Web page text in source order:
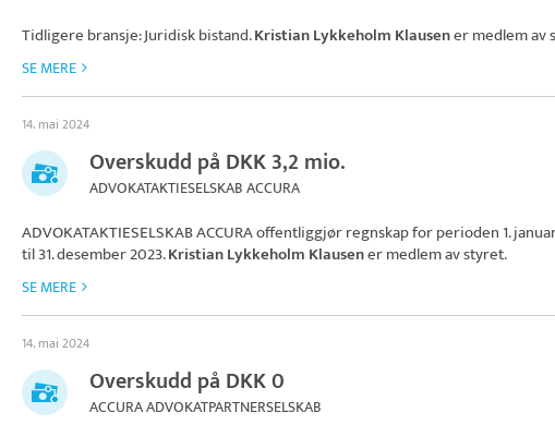
Tidligere bransje: Juridisk bistand.Kristian Lykkeholm Klausener medlem av
SE MERE
14. mai 2024
Overskudd på DKK 3,2 mio.
ADVOKATAKTIESELSKAB ACCURA
ADVOKATAKTIESELSKAB ACCURAoffentliggjør regnskap for perioden 1.
til 31. desember 2023.Kristian Lykkeholm Klausener medlem av styret.
SE MERE
14. mai 2024
Overskudd på DKK 0
ACCURA ADVOKATPARTNERSELSKAB